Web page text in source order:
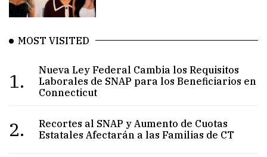
MOST VISITED
1.
Nueva Ley Federal Cambia los Requisitos
Laborales de SNAP para los Beneficiarios en
Connecticut
2.
Recortes al SNAP y Aumento de Cuotas
Estatales Afectarán a las Familias de CT